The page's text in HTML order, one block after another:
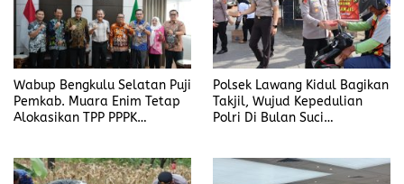
Wabup Bengkulu Selatan Puji
Pemkab. Muara Enim Tetap
Alokasikan TPP PPPK
Polsek Lawang Kidul Bagikan
Takjil, Wujud Kepedulian
Polri Di Bulan Suci